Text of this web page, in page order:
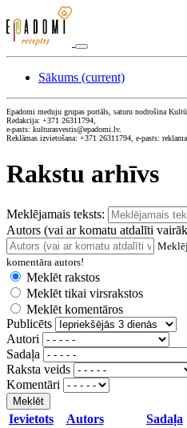
Sākums (current)
Epadomi meduju grupas portāls, saturu nodrošina
Redakcija: +371 26311794,
e-pasts: kulturasvestis@epadomi.lv.
Reklāmas izvietošana: +371 26311794, e-pasts:
Rakstu arhīvs
Meklējamais teksts:
Autors (vai ar komatu atdalīti
komentāra autors!
Meklēt rakstos
Meklēt tikai virsrakstos
Meklēt komentāros
Publicēts
Autori
Sadaļa
Raksta veids
Komentāri
Meklēt
Ievietots Autors Sadaļa